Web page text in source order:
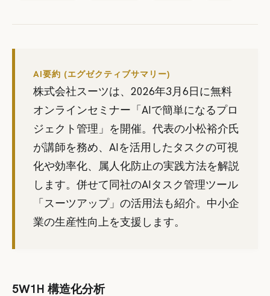
AI要約 (エグゼクティブサマリー)
株式会社スーツは、2026年3月6日に無料
オンラインセミナー「AIで簡単になるプロ
ジェクト管理」を開催。代表の小松裕介氏
が講師を務め、AIを活用したタスクの可視
化や効率化、属人化防止の実践方法を解説
します。併せて同社のAIタスク管理ツール
「スーツアップ」の活用法も紹介。中小企
業の生産性向上を支援します。
5W1H 構造化分析